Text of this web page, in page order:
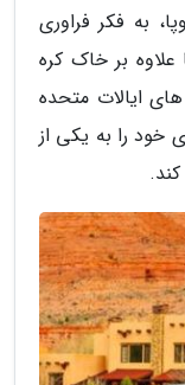
به فکر فراوری
علاوه بر خاک کره
ایالات متحده
خود را به یکی از